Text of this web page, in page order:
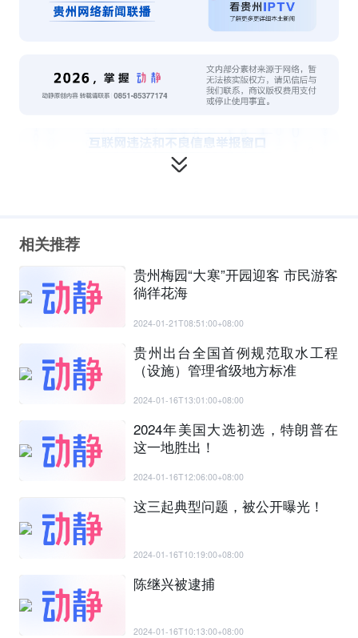
相关推荐
贵州梅园“大寒”开园迎客 市民游客
徜徉花海
2024-01-21T08:51:00+08:00
贵州出台全国首例规范取水工程
（设施）管理省级地方标准
2024-01-16T13:01:00+08:00
2024年美国大选初选，特朗普在
这一地胜出！
2024-01-16T12:06:00+08:00
这三起典型问题，被公开曝光！
2024-01-16T10:19:00+08:00
陈继兴被逮捕
2024-01-16T10:13:00+08:00